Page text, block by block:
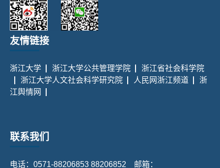
友情链接
浙江大学 浙江大学公共管理学院
浙江省社会科学院
浙江大学人文社会科学研究院
人民网浙江频道
浙
江舆情网
联系我们
电话：0571-88206853 88206852 邮箱：